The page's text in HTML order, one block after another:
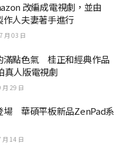
改編成電視劇，並由
作人夫妻著手進行
月 03 日
滿點色氣 桂正和經典作品
真人版電視劇
月 29 日
場 華碩平板新品ZenPad系
14 日